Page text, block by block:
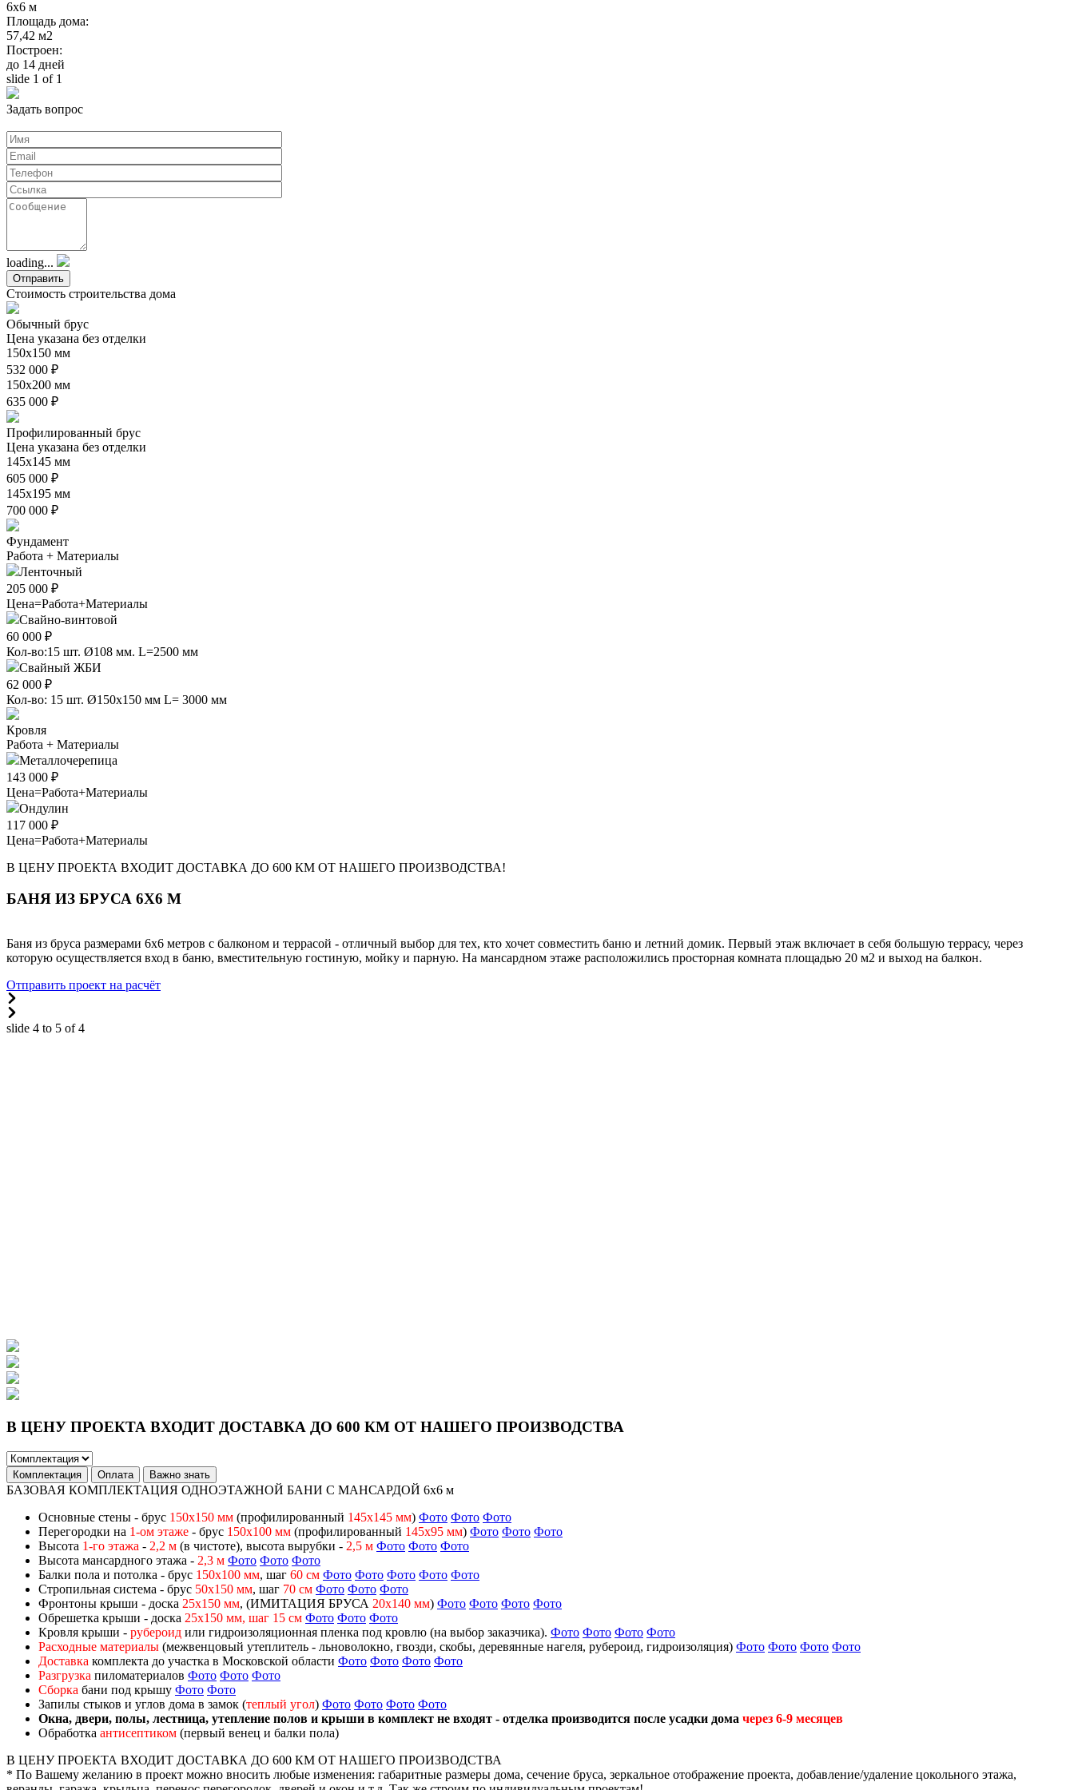
6х6 м
Площадь дома:
57,42 м2
Построен:
до 14 дней
slide 1 of 1
Задать вопрос
loading...
Стоимость строительства дома
Обычный брус
Цена указана без отделки
150х150 мм
532 000 ₽
150х200 мм
635 000 ₽
Профилированный брус
Цена указана без отделки
145х145 мм
605 000 ₽
145х195 мм
700 000 ₽
Фундамент
Работа + Материалы
Ленточный
205 000 ₽
Цена=Работа+Материалы
Свайно-винтовой
60 000 ₽
Кол-во:15 шт. Ø108 мм. L=2500 мм
Свайный ЖБИ
62 000 ₽
Кол-во: 15 шт. Ø150х150 мм L= 3000 мм
Кровля
Работа + Материалы
Металлочерепица
143 000 ₽
Цена=Работа+Материалы
Ондулин
117 000 ₽
Цена=Работа+Материалы
В ЦЕНУ ПРОЕКТА ВХОДИТ ДОСТАВКА ДО 600 КМ ОТ НАШЕГО ПРОИЗВОДСТВА!
БАНЯ ИЗ БРУСА 6Х6 М
Баня из бруса размерами 6х6 метров с балконом и террасой - отличный выбор для тех, кто хочет совместить баню и летний домик. Первый этаж включает в себя большую террасу, через
которую осуществляется вход в баню, вместительную гостиную, мойку и парную. На мансардном этаже расположились просторная комната площадью 20 м2 и выход на балкон.
Отправить проект на расчёт
slide 4 to 5 of 4
В ЦЕНУ ПРОЕКТА ВХОДИТ ДОСТАВКА ДО 600 КМ ОТ НАШЕГО ПРОИЗВОДСТВА
Комплектация Оплата Важно знать
БАЗОВАЯ КОМПЛЕКТАЦИЯ ОДНОЭТАЖНОЙ БАНИ С МАНСАРДОЙ 6х6 м
Основные стены - брус 150х150 мм (профилированный 145х145 мм) Фото Фото Фото
Перегородки на 1-ом этаже - брус 150х100 мм (профилированный 145х95 мм) Фото Фото Фото
Высота 1-го этажа - 2,2 м (в чистоте), высота вырубки - 2,5 м Фото Фото Фото
Высота мансардного этажа - 2,3 м Фото Фото Фото
Балки пола и потолка - брус 150х100 мм, шаг 60 см Фото Фото Фото Фото Фото
Стропильная система - брус 50х150 мм, шаг 70 см Фото Фото Фото
Фронтоны крыши - доска 25х150 мм, (ИМИТАЦИЯ БРУСА 20х140 мм) Фото Фото Фото Фото
Обрешетка крыши - доска 25х150 мм, шаг 15 см Фото Фото Фото
Кровля крыши - рубероид или гидроизоляционная пленка под кровлю (на выбор заказчика). Фото Фото Фото Фото
Расходные материалы (межвенцовый утеплитель - льноволокно, гвозди, скобы, деревянные нагеля, рубероид, гидроизоляция) Фото Фото Фото Фото
Доставка комплекта до участка в Московской области Фото Фото Фото Фото
Разгрузка пиломатериалов Фото Фото Фото
Сборка бани под крышу Фото Фото
Запилы стыков и углов дома в замок (теплый угол) Фото Фото Фото Фото
Окна, двери, полы, лестница, утепление полов и крыши в комплект не входят - отделка производится после усадки дома через 6-9 месяцев
Обработка антисептиком (первый венец и балки пола)
В ЦЕНУ ПРОЕКТА ВХОДИТ ДОСТАВКА ДО 600 КМ ОТ НАШЕГО ПРОИЗВОДСТВА
* По Вашему желанию в проект можно вносить любые изменения: габаритные размеры дома, сечение бруса, зеркальное отображение проекта, добавление/удаление цокольного этажа,